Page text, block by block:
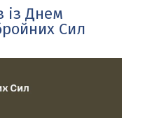
із Днем
Сил